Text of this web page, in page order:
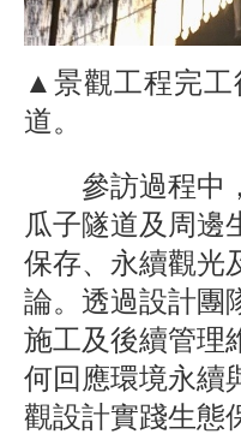
▲景觀工程完工
道。
參訪過程中，
瓜子隧道及周邊
保存、永續觀光
論。透過設計團
施工及後續管理
何回應環境永續
觀設計實踐生態